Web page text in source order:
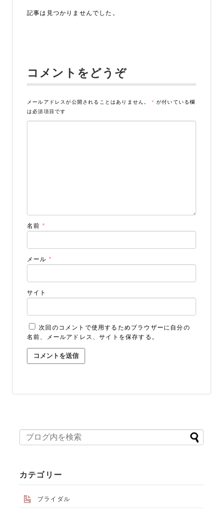
記事は見つかりませんでした。
コメントをどうぞ
メールアドレスが公開されることはありません。 * が付いている欄
は必須項目です
名前 *
メール *
サイト
次回のコメントで使用するためブラウザーに自分の
名前、メールアドレス、サイトを保存する。
カテゴリー
ブライダル